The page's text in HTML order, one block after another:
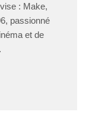
: Make,
passionné
et de